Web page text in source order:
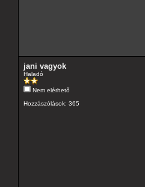
jani vagyok
Haladó
Nem elérhető
Hozzászólások: 365